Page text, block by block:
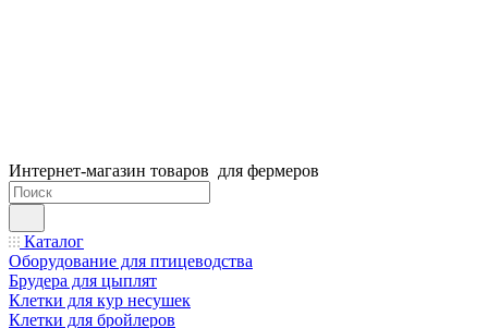
Интернет-магазин товаров для фермеров
Каталог
Оборудование для птицеводства
Брудера для цыплят
Клетки для кур несушек
Клетки для бройлеров